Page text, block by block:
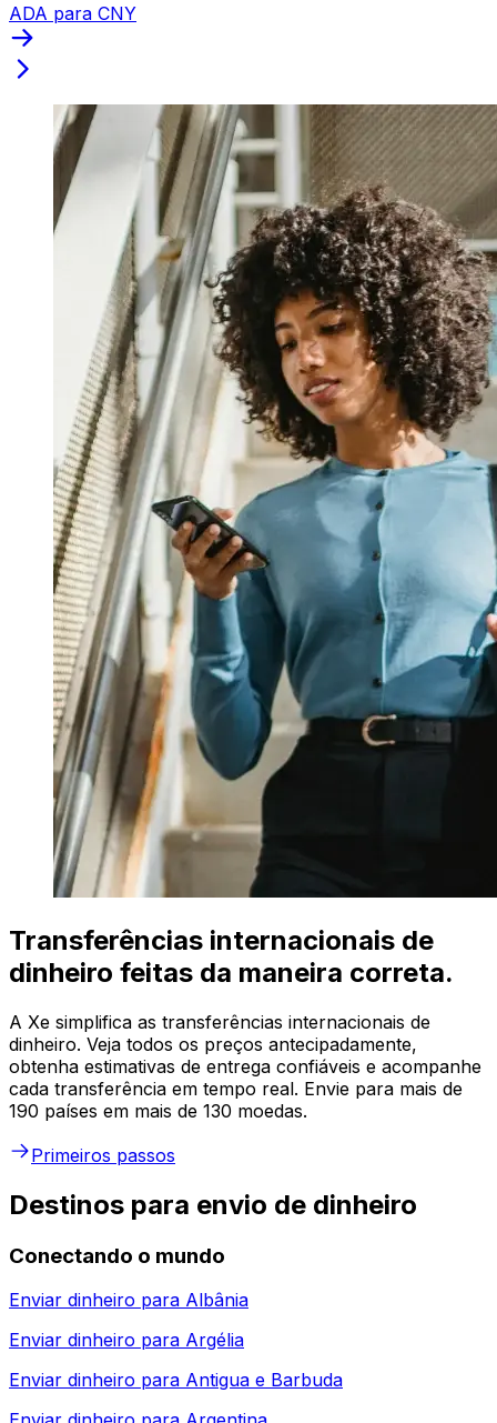
ADA para CNY
Transferências internacionais de
dinheiro feitas da maneira correta.
A Xe simplifica as transferências internacionais de
dinheiro. Veja todos os preços antecipadamente,
obtenha estimativas de entrega confiáveis e acompanhe
cada transferência em tempo real. Envie para mais de
190 países em mais de 130 moedas.
Primeiros passos
Destinos para envio de dinheiro
Conectando o mundo
Enviar dinheiro para Albânia
Enviar dinheiro para Argélia
Enviar dinheiro para Antigua e Barbuda